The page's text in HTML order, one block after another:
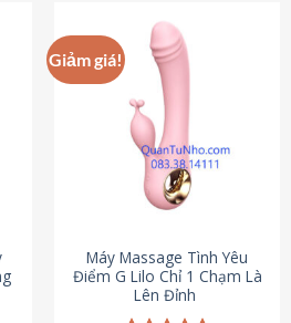
Giảm giá!
Máy Massage Tình Yêu
Điểm G Lilo Chỉ 1 Chạm Là
Lên Đỉnh